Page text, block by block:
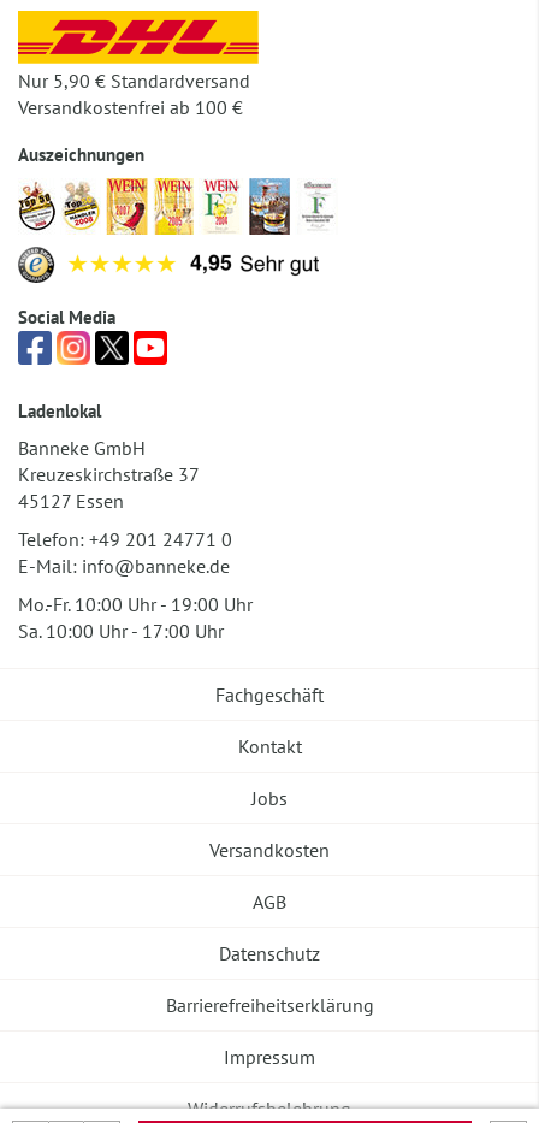
Nur 5,90 € Standardversand
Versandkostenfrei ab 100 €
Auszeichnungen
Social Media
Ladenlokal
Banneke GmbH
Kreuzeskirchstraße 37
45127 Essen
Telefon: +49 201 24771 0
E-Mail: info@banneke.de
Mo.-Fr. 10:00 Uhr - 19:00 Uhr
Sa. 10:00 Uhr - 17:00 Uhr
Fachgeschäft
Kontakt
Jobs
Versandkosten
AGB
Datenschutz
Barrierefreiheitserklärung
Impressum
Widerrufsbelehrung